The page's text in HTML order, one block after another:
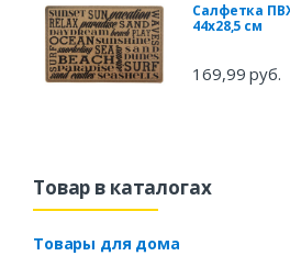
Салфетка
44х28,5 см
169,99 руб.
Товар в каталогах
Товары для дома